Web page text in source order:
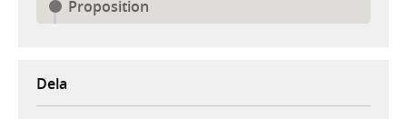
Proposition
Dela